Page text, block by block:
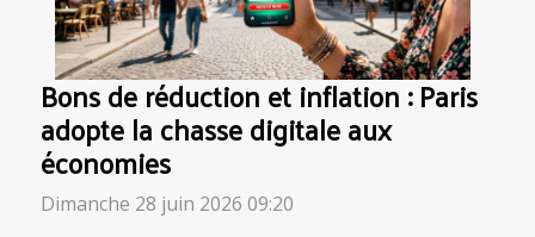
Bons de réduction et inflation : Paris
adopte la chasse digitale aux
économies
Dimanche 28 juin 2026 09:20